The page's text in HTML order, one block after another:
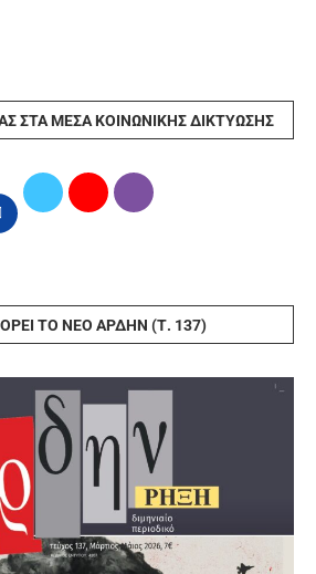
ΣΤΑ ΜΈΣΑ ΚΟΙΝΩΝΙΚΉΣ ΔΙΚΤΎΩΣΗΣ
ΤΟ ΝΈΟ ΆΡΔΗΝ (Τ. 137)